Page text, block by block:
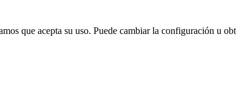
que acepta su uso. Puede cambiar la configuración u